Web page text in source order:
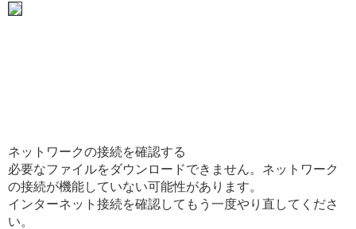
ネットワークの接続を確認する
必要なファイルをダウンロードできません。ネットワーク
の接続が機能していない可能性があります。
インターネット接続を確認してもう一度やり直してくださ
い。